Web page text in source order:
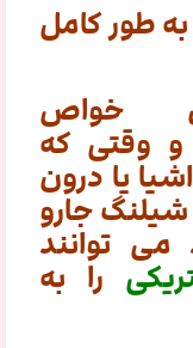
طور کامل
خواص
وقتی که
یا درون
جارو
توانند
را به